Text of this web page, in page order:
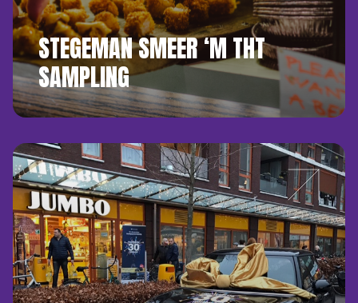
STEGEMAN SMEER ‘M THT
SAMPLING